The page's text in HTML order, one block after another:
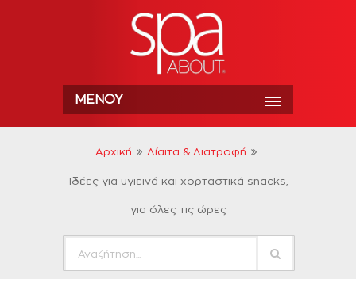
ΜΕΝΟΎ
Αρχική Δίαιτα & Διατροφή
Ιδέες για υγιεινά και χορταστικά snacks,
για όλες τις ώρες